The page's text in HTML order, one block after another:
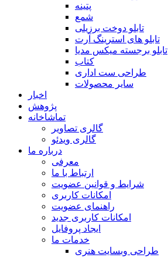
پتینه
شمع
تابلو دوخت برزیلی
تابلو های استرینگ آرت
تابلو برجسته میکس مدیا
کتاب
طراحی ست اداری
سایر محصولات
اخبار
پژوهش
تماشاخانه
گالری تصاویر
گالری ویدئو
درباره ما
معرفی
ارتباط با ما
شرایط و قوانین عضویت
امکانات کاربری
راهنمای عضویت
امکانات کاربری جدید
ایجاد پروفایل
خدمات ما
طراحی وبسایت هنری